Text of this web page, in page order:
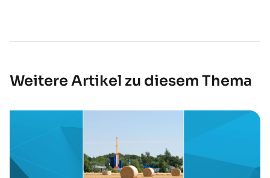
Weitere Artikel zu diesem Thema